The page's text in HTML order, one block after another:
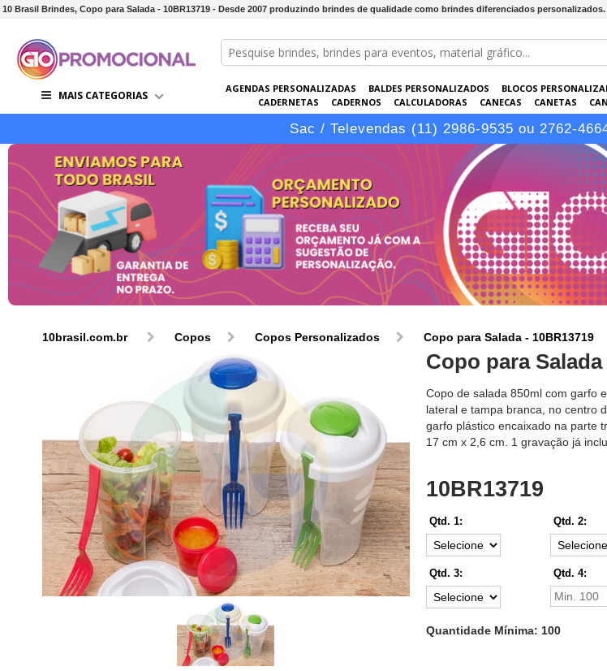
10 Brasil Brindes, Copo para Salada - 10BR13719 - Desde 2007 produzindo brindes de qualidade como brindes diferenciados personalizados.
MAIS CATEGORIAS
AGENDAS PERSONALIZADAS BALDES PERSONALIZADOS BLOCOS
CADERNETAS
CADERNOS CALCULADORAS CANECAS CANETAS
CONJUNTOS DE BRINDES
COPOS ELETRÔNICOS EMBALAGENS ESCRITÓRIO
Sac / Televendas (11) 2986-9535 ou 2762-
10brasil.com.br Copos Copos Personalizados Copo para Salada - 10BR13719
Copo para Salada
Copo de salada 850ml com garfo
lateral e tampa branca, no centro
garfo plástico encaixado na parte
17 cm x 2,6 cm. 1 gravação já
10BR13719
Qtd. 1: Qtd. 2:
Qtd. 3: Qtd. 4:
Quantidade Mínima: 100